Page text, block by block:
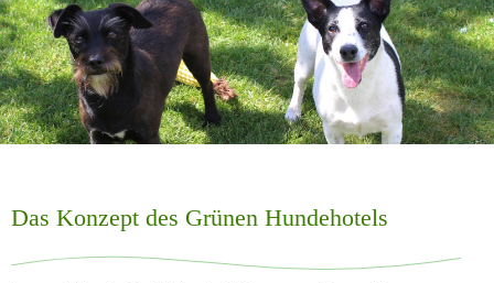
Das Konzept des Grünen Hundehotels